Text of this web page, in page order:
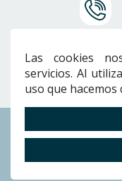
Envíos|Devoluciones
Política de
Las cookies
servicios. Al
uso que hacemos